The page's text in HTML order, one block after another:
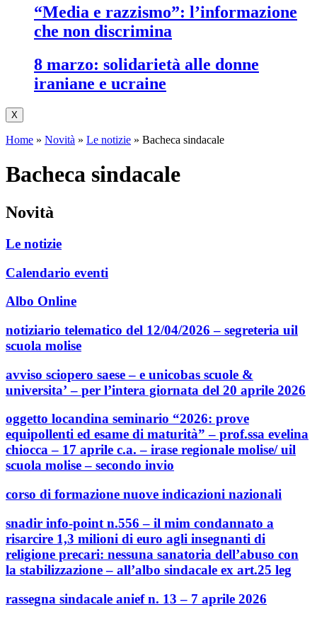
“media e razzismo”: l’informazione
che non discrimina
8 marzo: solidarietà alle donne
iraniane e ucraine
X
Home » Novità » Le notizie » Bacheca sindacale
bacheca sindacale
novità
Le notizie
Calendario eventi
Albo Online
notiziario telematico del 12/04/2026 – segreteria uil
scuola molise
avviso sciopero saese – e unicobas scuole &
universita’ – per l’intera giornata del 20 aprile 2026
oggetto locandina seminario “2026: prove
equipollenti ed esame di maturità” – prof.ssa evelina
chiocca – 17 aprile c.a. – irase regionale molise/ uil
scuola molise – secondo invio
corso di formazione nuove indicazioni nazionali
snadir info-point n.556 – il mim condannato a
risarcire 1,3 milioni di euro agli insegnanti di
religione precari: nessuna sanatoria dell’abuso con
la stabilizzazione – all’albo sindacale ex art.25 leg
rassegna sindacale anief n. 13 – 7 aprile 2026